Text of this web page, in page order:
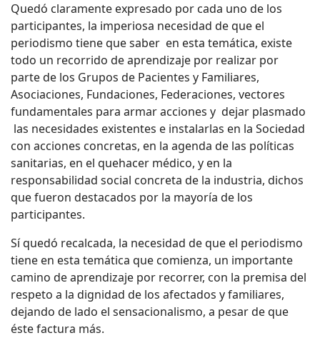
Quedó claramente expresado por cada uno de los
participantes, la imperiosa necesidad de que el
periodismo tiene que saber en esta temática, existe
todo un recorrido de aprendizaje por realizar por
parte de los Grupos de Pacientes y Familiares,
Asociaciones, Fundaciones, Federaciones, vectores
fundamentales para armar acciones y dejar plasmado
las necesidades existentes e instalarlas en la Sociedad
con acciones concretas, en la agenda de las políticas
sanitarias, en el quehacer médico, y en la
responsabilidad social concreta de la industria, dichos
que fueron destacados por la mayoría de los
participantes.
Sí quedó recalcada, la necesidad de que el periodismo
tiene en esta temática que comienza, un importante
camino de aprendizaje por recorrer, con la premisa del
respeto a la dignidad de los afectados y familiares,
dejando de lado el sensacionalismo, a pesar de que
éste factura más.